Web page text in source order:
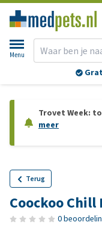
Menu
Trovet Week:
meer
Terug
Coockoo
0